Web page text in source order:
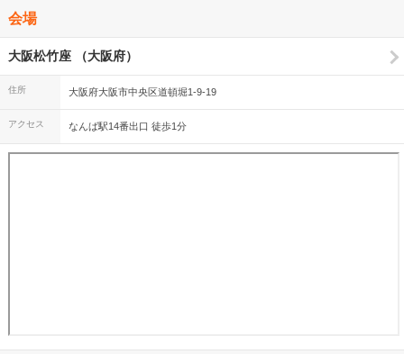
会場
大阪松竹座 （大阪府）
住所 大阪府大阪市中央区道頓堀1-9-19
アクセス なんば駅14番出口 徒歩1分